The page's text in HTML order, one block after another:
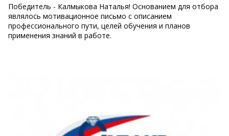
Победитель - Калмыкова Наталья! Основанием для отбора
являлось мотивационное письмо с описанием
профессионального пути, целей обучения и планов
применения знаний в работе.